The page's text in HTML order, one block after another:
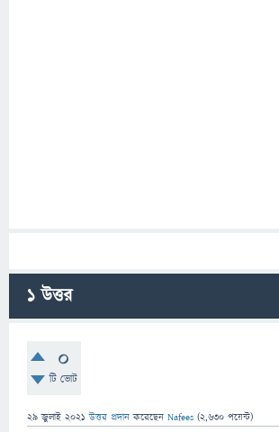
1উত্তর
0
টি ভোট
29 জুলাই 2021 উত্তর প্রদান করেছেন Nafees (2,630 পয়েন্ট)